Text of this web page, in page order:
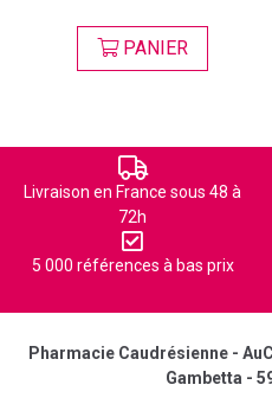
PANIER
Livraison en France sous 48 à
72h
5 000 références à bas prix
Pharmacie Caudrésienne -
Gambetta -